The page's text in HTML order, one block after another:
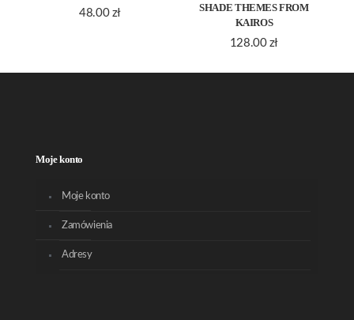
48.00 zł
SHADE THEMES FROM
KAIROS
128.00 zł
Moje konto
Moje konto
Zamówienia
Adresy